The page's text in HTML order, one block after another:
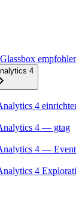
4
4
4 — gtag
4 —
4